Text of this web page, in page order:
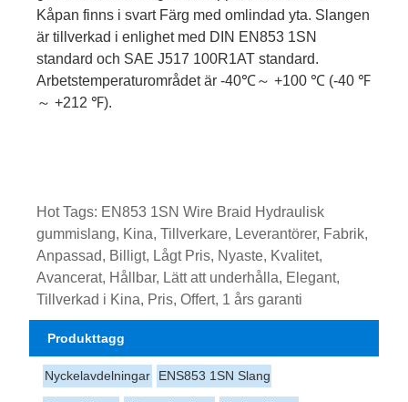
Kåpan finns i svart Färg med omlindad yta. Slangen
är tillverkad i enlighet med DIN EN853 1SN
standard och SAE J517 100R1AT standard.
Arbetstemperaturområdet är -40℃～ +100 ℃ (-40 ℉
～ +212 ℉).
Hot Tags: EN853 1SN Wire Braid Hydraulisk
gummislang, Kina, Tillverkare, Leverantörer, Fabrik,
Anpassad, Billigt, Lågt Pris, Nyaste, Kvalitet,
Avancerat, Hållbar, Lätt att underhålla, Elegant,
Tillverkad i Kina, Pris, Offert, 1 års garanti
Produkttagg
Nyckelavdelningar ENS853 1SN Slang